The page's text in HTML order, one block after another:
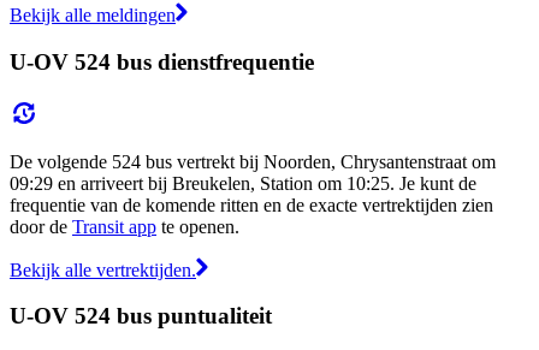
Bekijk alle meldingen
U-OV 524 bus dienstfrequentie
De volgende 524 bus vertrekt bij Noorden, Chrysantenstraat om
09:29 en arriveert bij Breukelen, Station om 10:25. Je kunt de
frequentie van de komende ritten en de exacte vertrektijden zien
door de Transit app te openen.
Bekijk alle vertrektijden.
U-OV 524 bus puntualiteit